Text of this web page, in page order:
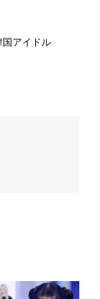
国アイドル